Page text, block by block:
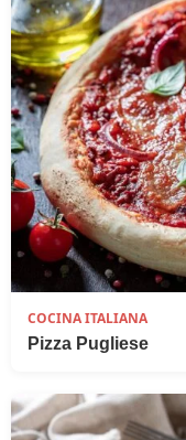
COCINA ITALIANA
Pizza Pugliese